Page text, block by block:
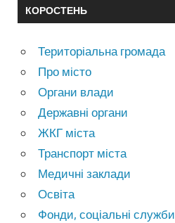
КОРОСТЕНЬ
Територіальна громада
Про місто
Органи влади
Державні органи
ЖКГ міста
Транспорт міста
Медичні заклади
Освіта
Фонди, соціальні служби